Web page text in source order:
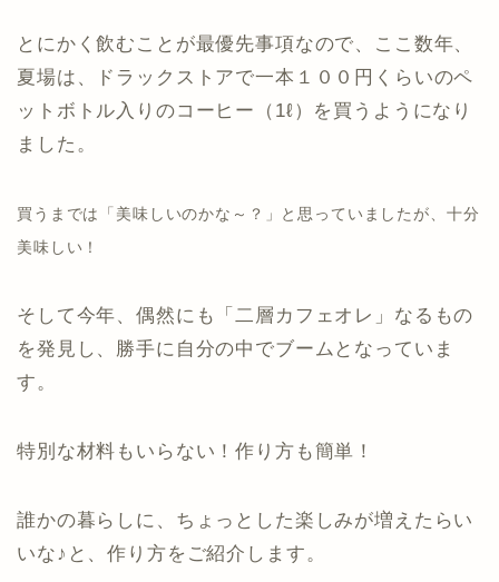
とにかく飲むことが最優先事項なので、ここ数年、
夏場は、ドラックストアで一本１００円くらいのペ
ットボトル入りのコーヒー（1ℓ）を買うようになり
ました。
買うまでは「美味しいのかな～？」と思っていましたが、十分
美味しい！
そして今年、偶然にも「二層カフェオレ」なるもの
を発見し、勝手に自分の中でブームとなっていま
す。
特別な材料もいらない！作り方も簡単！
誰かの暮らしに、ちょっとした楽しみが増えたらい
いな♪と、作り方をご紹介します。